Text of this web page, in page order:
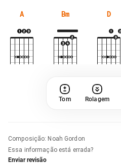
A Bm D
Tom Rolagem
Composição: Noah Gordon
Essa informação está errada?
Enviar revisão